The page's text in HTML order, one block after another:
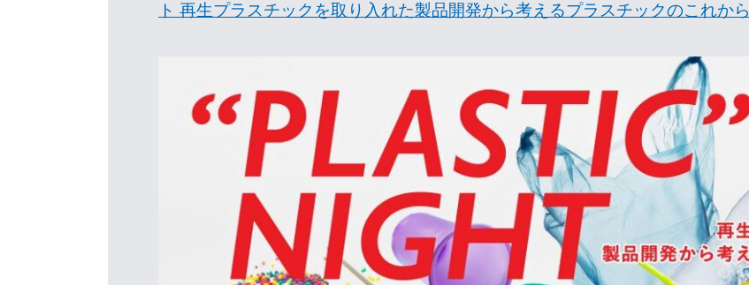
ト 再生プラスチックを取り入れた製品開発から考えるプラスチックのこれから